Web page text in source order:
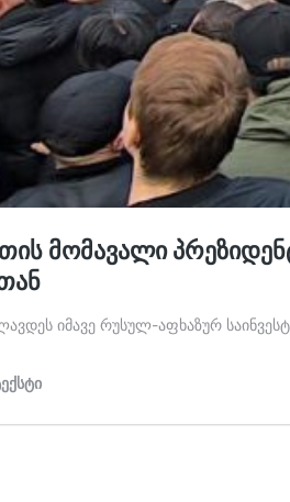
მომავალი
იმავე რუსულ-აფხაზურ